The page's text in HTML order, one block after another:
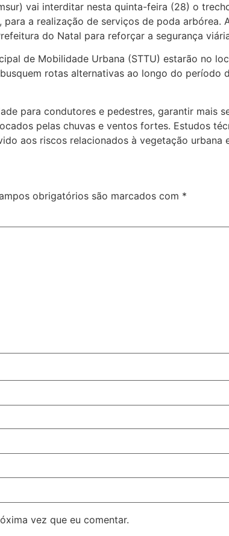
vai interditar nesta quinta-feira (28) o
para a realização de serviços de poda
do Natal para reforçar a segurança
de Mobilidade Urbana (STTU) estarão no
rotas alternativas ao longo do período
para condutores e pedestres, garantir mais
pelas chuvas e ventos fortes. Estudos
aos riscos relacionados à vegetação urbana
obrigatórios são marcados com *
vez que eu comentar.